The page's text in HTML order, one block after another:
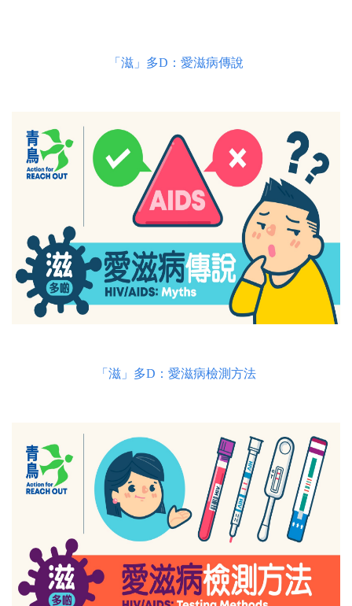
「滋」多D：愛滋病傳說
「滋」多D：愛滋病檢測方法